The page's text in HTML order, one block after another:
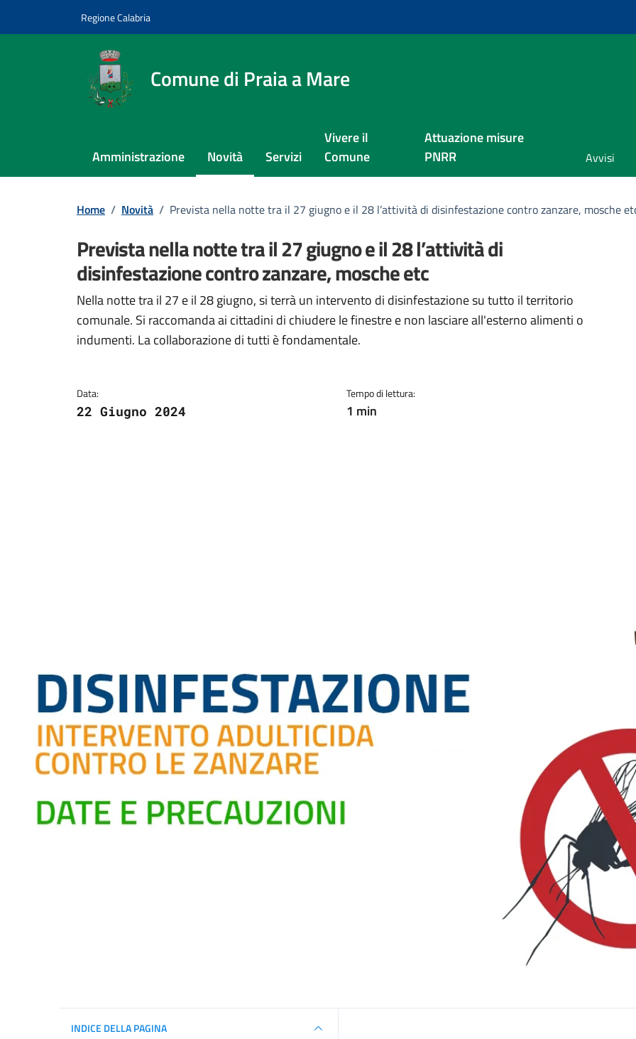
Regione Calabria
Comune di Praia a Mare
Amministrazione Novità Servizi
Vivere il
Comune
Attuazione misure
PNRR
Avvisi
Home / Novità / Prevista nella notte tra il 27 giugno e il 28 l’attività di disinfestazione contro zanzare, mosche
Prevista nella notte tra il 27 giugno e il 28 l’attività di
disinfestazione contro zanzare, mosche etc
Dettagli della notizia
Nella notte tra il 27 e il 28 giugno, si terrà un intervento di disinfestazione su tutto il territorio
comunale. Si raccomanda ai cittadini di chiudere le finestre e non lasciare all'esterno alimenti o
indumenti. La collaborazione di tutti è fondamentale.
Data:
22 Giugno 2024
Tempo di lettura:
1 min
INDICE DELLA PAGINA